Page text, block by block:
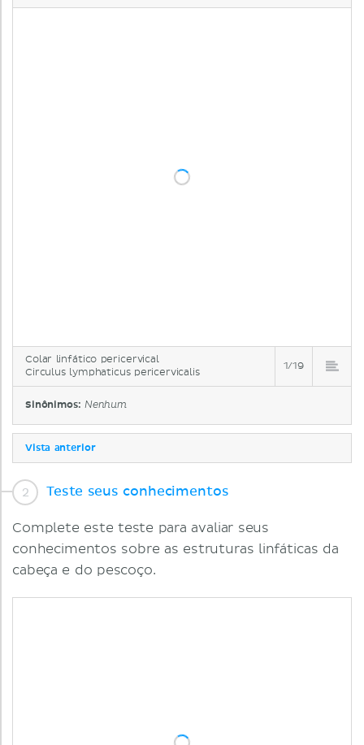
Colar linfático pericervical
Circulus lymphaticus pericervicalis
1/19
Sinônimos: Nenhum
Vista anterior
Teste seus conhecimentos
Complete este teste para avaliar seus
conhecimentos sobre as estruturas linfáticas da
cabeça e do pescoço.